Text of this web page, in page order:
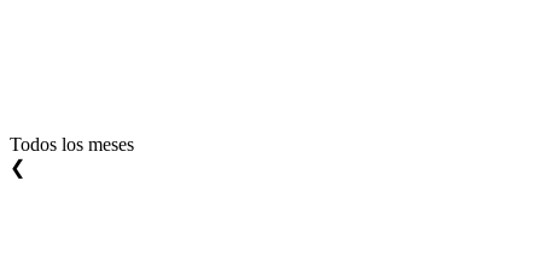
Todos los meses
❮